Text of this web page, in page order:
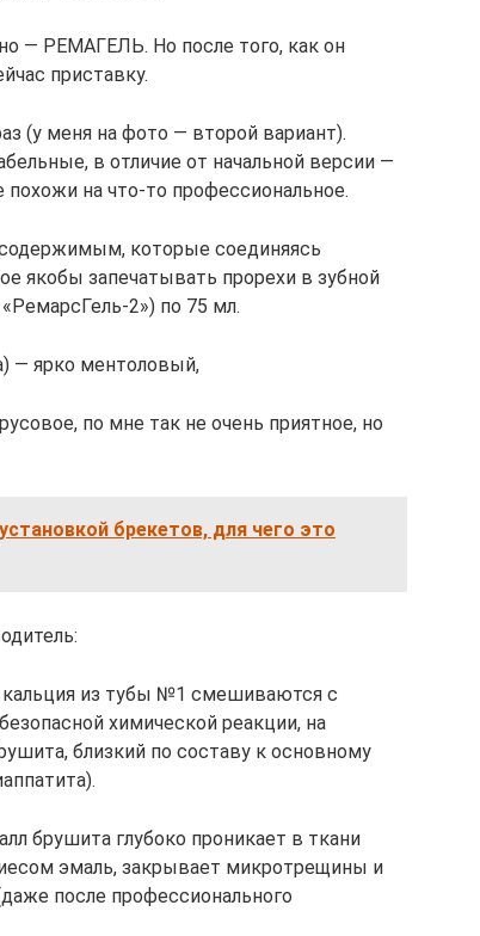
— РЕМАГЕЛЬ. Но после того, как он
приставку.
(у меня на фото — второй вариант).
в отличие от начальной версии —
похожи на что-то профессиональное.
которые соединяясь
якобы запечатывать прорехи в зубной
2») по 75 мл.
— ярко ментоловый,
по мне так не очень приятное, но
брекетов, для чего это
кальция из тубы №1 смешиваются с
химической реакции, на
близкий по составу к основному
брушита глубоко проникает в ткани
эмаль, закрывает микротрещины и
после профессионального